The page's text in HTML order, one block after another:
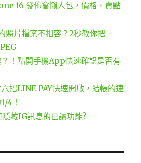
16 發佈會懶人包，價格、賣點
照片檔案不相容？2秒教你把
！點開手機App快速確認是否有
招LINE PAY快速開啟，結帳的速
4！
隱藏IG訊息的已讀功能?